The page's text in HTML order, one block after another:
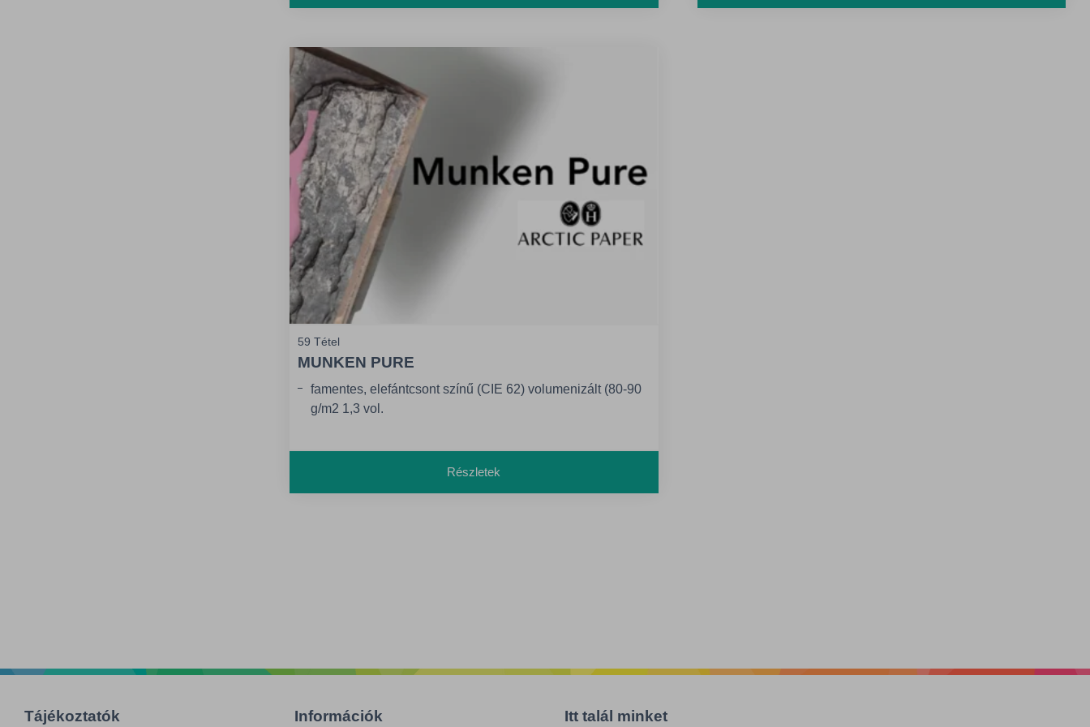
59 Tétel
MUNKEN PURE
famentes, elefántcsont színű (CIE 62) volumenizált (80-90
g/m2 1,3 vol.
inkjetgaranciával
Részletek
Tájékoztatók Információk Itt talál minket